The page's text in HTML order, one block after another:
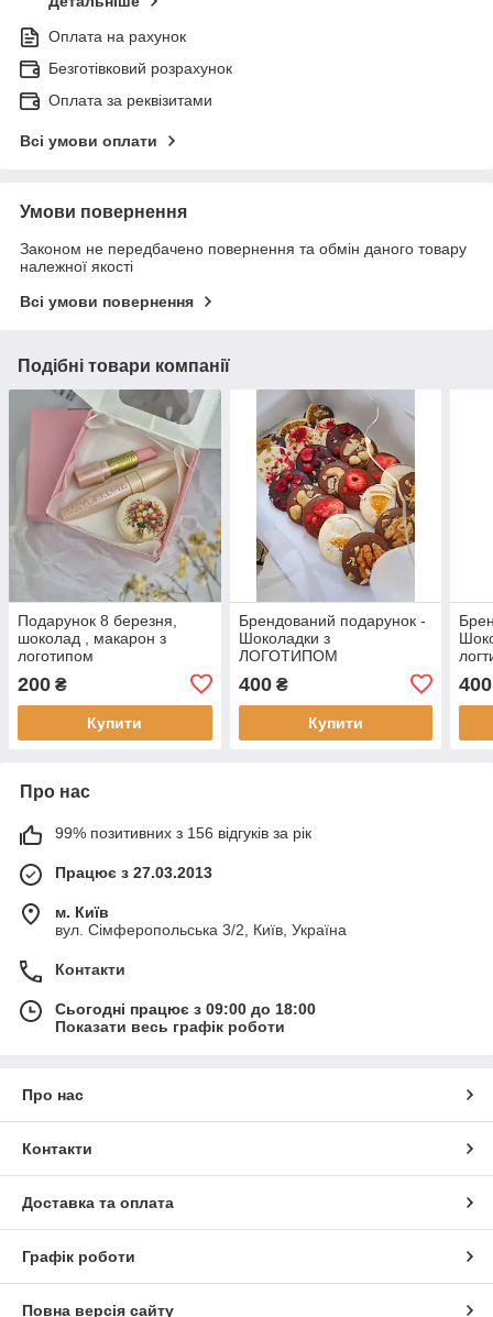
Оплата на рахунок
Безготівковий розрахунок
Оплата за реквізитами
Всі умови оплати
Умови повернення
Законом не передбачено повернення та обмін даного товару
належної якості
Всі умови повернення
Подібні товари компанії
Подарунок 8 березня,
шоколад , макарон з
логотипом
200 ₴
Купити
Брендований подарунок -
Шоколадки з
ЛОГОТИПОМ
400₴
Купити
400
Про нас
99% позитивних з 156 відгуків за рік
Працює з 27.03.2013
м. Київ
вул. Сімферопольська 3/2, Київ, Україна
Контакти
Сьогодні працює з 09:00 до 18:00
Показати весь графік роботи
Про нас
Контакти
Доставка та оплата
Графік роботи
Повна версія сайту